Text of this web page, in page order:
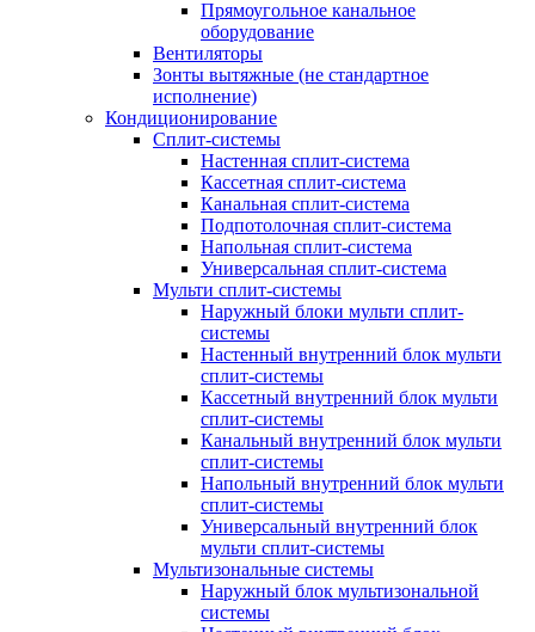
Прямоугольное канальное
оборудование
Вентиляторы
Зонты вытяжные (не стандартное
исполнение)
Кондиционирование
Сплит-системы
Настенная сплит-система
Кассетная сплит-система
Канальная сплит-система
Подпотолочная сплит-система
Напольная сплит-система
Универсальная сплит-система
Мульти сплит-системы
Наружный блоки мульти сплит-
системы
Настенный внутренний блок мульти
сплит-системы
Кассетный внутренний блок мульти
сплит-системы
Канальный внутренний блок мульти
сплит-системы
Напольный внутренний блок мульти
сплит-системы
Универсальный внутренний блок
мульти сплит-системы
Мультизональные системы
Наружный блок мультизональной
системы